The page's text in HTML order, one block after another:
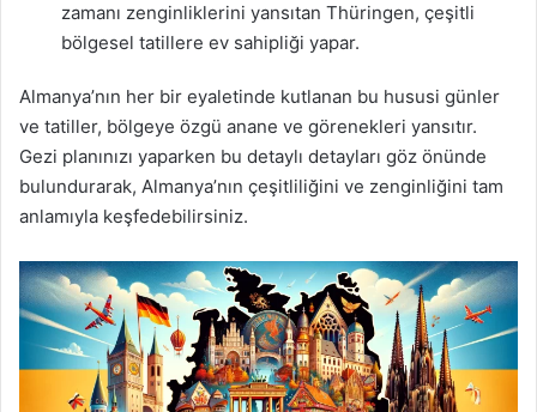
zamanı zenginliklerini yansıtan Thüringen, çeşitli
bölgesel tatillere ev sahipliği yapar.
Almanya’nın her bir eyaletinde kutlanan bu hususi günler
ve tatiller, bölgeye özgü anane ve görenekleri yansıtır.
Gezi planınızı yaparken bu detaylı detayları göz önünde
bulundurarak, Almanya’nın çeşitliliğini ve zenginliğini tam
anlamıyla keşfedebilirsiniz.